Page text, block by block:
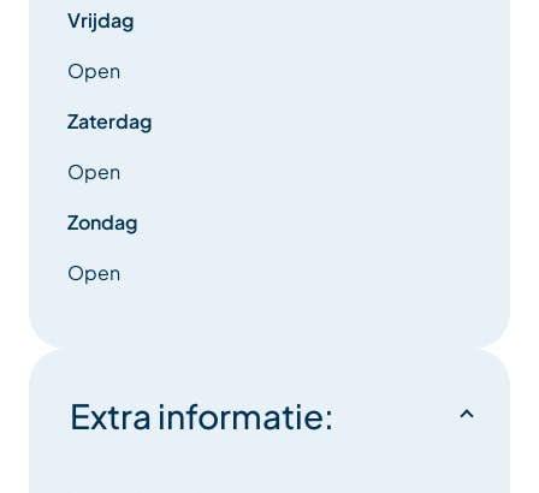
Vrijdag
Open
Zaterdag
Open
Zondag
Open
Extra informatie: